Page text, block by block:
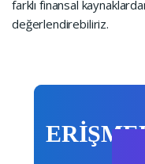
farklı finansal
değerlendirebiliriz.